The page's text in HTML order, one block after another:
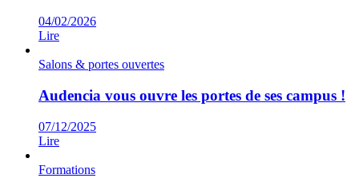
04/02/2026
Lire
Salons & portes ouvertes
Audencia vous ouvre les portes de ses campus !
07/12/2025
Lire
Formations